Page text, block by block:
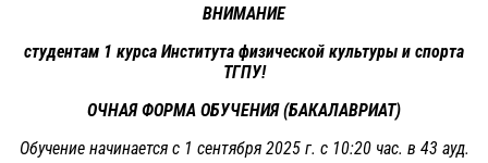
ВНИМАНИЕ
студентам 1 курса Института физической культуры и спорта
ТГПУ!
ОЧНАЯ ФОРМА ОБУЧЕНИЯ (БАКАЛАВРИАТ)
Обучение начинается с 1 сентября 2025 г. с 10:20 час. в 43 ауд.